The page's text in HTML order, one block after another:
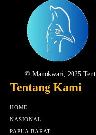
© Manokwari, 2025
Tentang Kami
HOME
NASIONAL
PAPUA BARAT